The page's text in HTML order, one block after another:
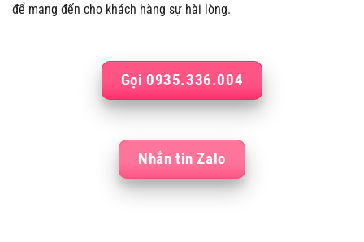
để mang đến cho khách hàng sự hài lòng.
Gọi 0935.336.004
Nhắn tin Zalo